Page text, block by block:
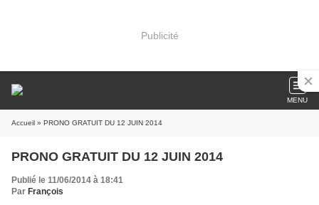
Publicité
MENU
Accueil » PRONO GRATUIT DU 12 JUIN 2014
PRONO GRATUIT DU 12 JUIN 2014
Publié le 11/06/2014 à 18:41
Par François